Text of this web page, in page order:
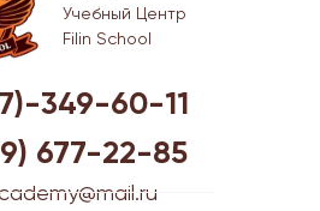
Учебный Центр
Filin School
677-22-85
349-60-11